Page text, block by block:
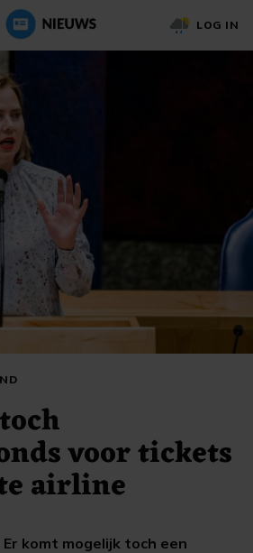
LOG IN
voor tickets
airline
Er komt mogelijk toch een